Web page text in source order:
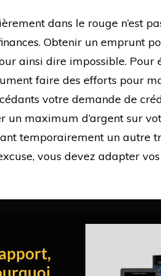
dans le rouge n’est
Obtenir un emprunt
ainsi dire impossible. Pour
faire des efforts pour
votre demande de
un maximum d’argent sur
temporairement un autre
vous devez adapter